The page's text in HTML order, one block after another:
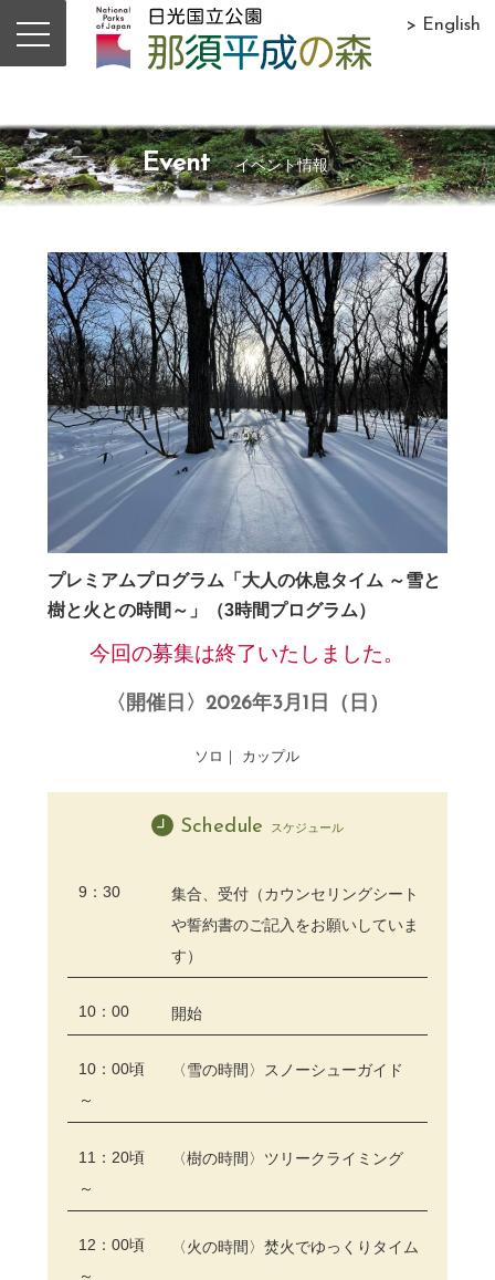
> English
Event イベント情報
プレミアムプログラム「大人の休息タイム ～雪と
樹と火との時間～」（3時間プログラム）
今回の募集は終了いたしました。
〈開催日〉2026年3月1日（日）
ソロ｜ カップル
Schedule スケジュール
9：30
集合、受付（カウンセリングシート
や誓約書のご記入をお願いしていま
す）
10：00 開始
10：00頃
～
〈雪の時間〉スノーシューガイド
11：20頃
～
〈樹の時間〉ツリークライミング
12：00頃
～
〈火の時間〉焚火でゆっくりタイム